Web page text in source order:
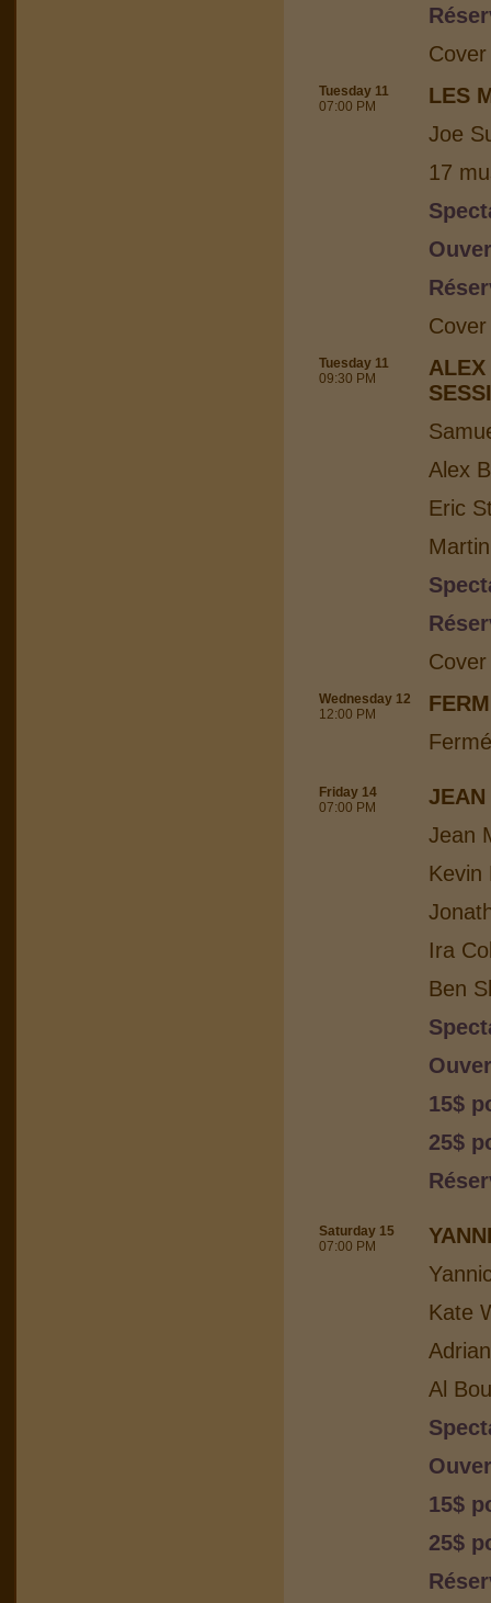
Tuesday 11
07:00 PM
LES
Joe
17
Tuesday 11
09:30 PM
Alex
Eric
Wednesday 12
12:00 PM
Friday 14
07:00 PM
JEAN
Jean
Kevin
Ira
Ben
15$
25$
Saturday 15
07:00 PM
Kate
Al
15$
25$